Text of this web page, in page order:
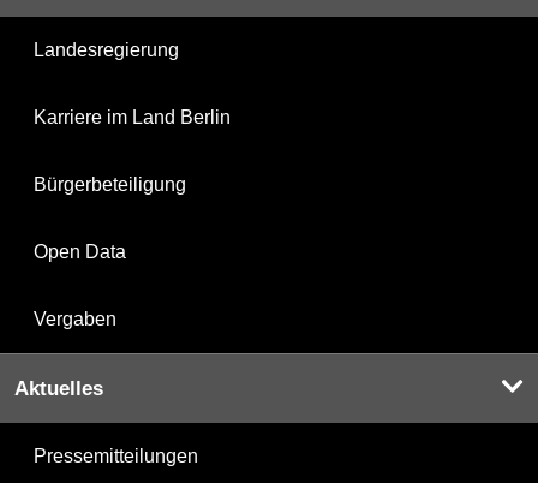
Landesregierung
Karriere im Land Berlin
Bürgerbeteiligung
Open Data
Vergaben
Aktuelles
Pressemitteilungen